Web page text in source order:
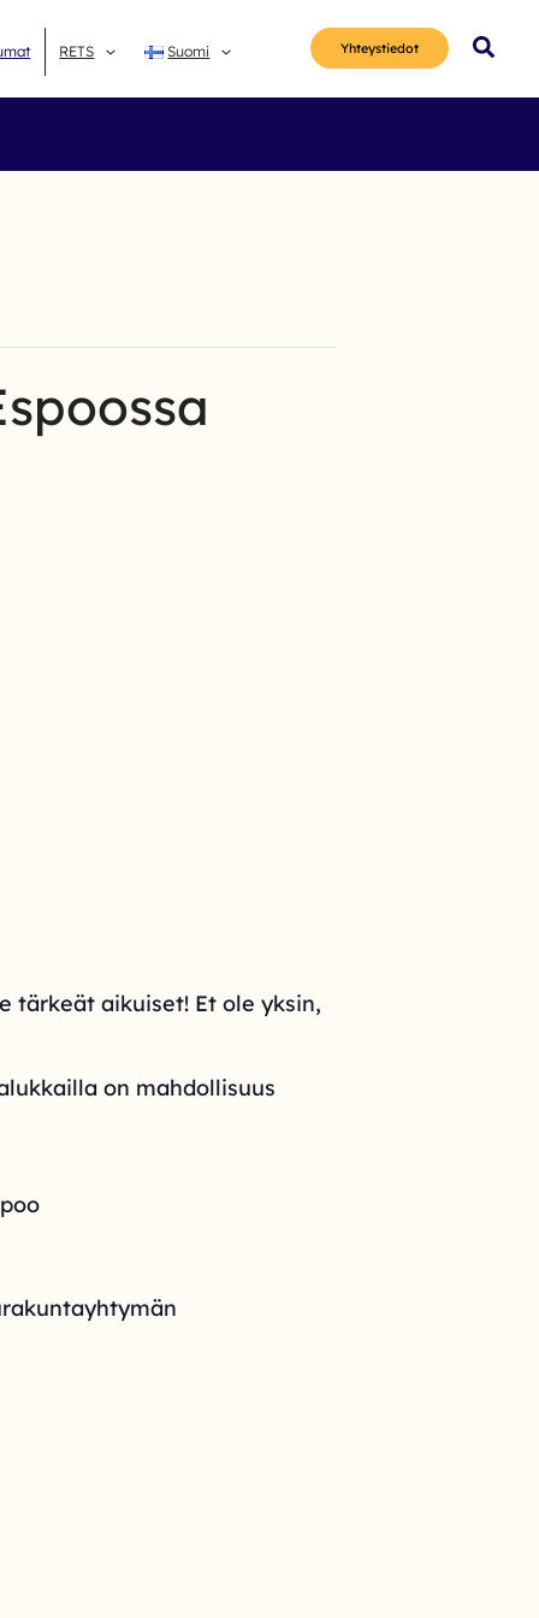
RETS Suomi Yhteys­tiedot Hae
tärkeät aikuiset! Et ole yksin,
on mahdollisuus